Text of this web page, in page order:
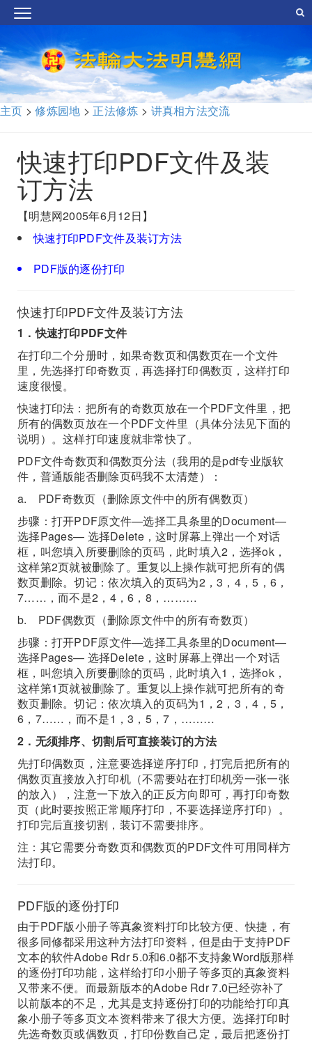
主页 >修炼园地 > 正法修炼 > 讲真相方法交流
快速打印PDF文件及装
订方法
【明慧网2005年6月12日】
快速打印PDF文件及装订方法
PDF版的逐份打印
快速打印PDF文件及装订方法
1．快速打印PDF文件
在打印二个分册时，如果奇数页和偶数页在一个文件
里，先选择打印奇数页，再选择打印偶数页，这样打印
速度很慢。
快速打印法：把所有的奇数页放在一个PDF文件里，把
所有的偶数页放在一个PDF文件里（具体分法见下面的
说明）。这样打印速度就非常快了。
PDF文件奇数页和偶数页分法（我用的是pdf专业版软
件，普通版能否删除页码我不太清楚）：
a. PDF奇数页（删除原文件中的所有偶数页）
步骤：打开PDF原文件—选择工具条里的Document—
选择Pages— 选择Delete，这时屏幕上弹出一个对话
框，叫您填入所要删除的页码，此时填入2，选择ok，
这样第2页就被删除了。重复以上操作就可把所有的偶
数页删除。切记：依次填入的页码为2，3，4，5，6，
7……，而不是2，4，6，8，………
b. PDF偶数页（删除原文件中的所有奇数页）
步骤：打开PDF原文件—选择工具条里的Document—
选择Pages— 选择Delete，这时屏幕上弹出一个对话
框，叫您填入所要删除的页码，此时填入1，选择ok，
这样第1页就被删除了。重复以上操作就可把所有的奇
数页删除。切记：依次填入的页码为1，2，3，4，5，
6，7……，而不是1，3，5，7，………
2．无须排序、切割后可直接装订的方法
先打印偶数页，注意要选择逆序打印，打完后把所有的
偶数页直接放入打印机（不需要站在打印机旁一张一张
的放入），注意一下放入的正反方向即可，再打印奇数
页（此时要按照正常顺序打印，不要选择逆序打印）。
打印完后直接切割，装订不需要排序。
注：其它需要分奇数页和偶数页的PDF文件可用同样方
法打印。
PDF版的逐份打印
由于PDF版小册子等真象资料打印比较方便、快捷，有
很多同修都采用这种方法打印资料，但是由于支持PDF
文本的软件Adobe Rdr 5.0和6.0都不支持象Word版那样
的逐份打印功能，这样给打印小册子等多页的真象资料
又带来不便。而最新版本的Adobe Rdr 7.0已经弥补了
以前版本的不足，尤其是支持逐份打印的功能给打印真
象小册子等多页文本资料带来了很大方便。选择打印时
先选奇数页或偶数页，打印份数自己定，最后把逐份打